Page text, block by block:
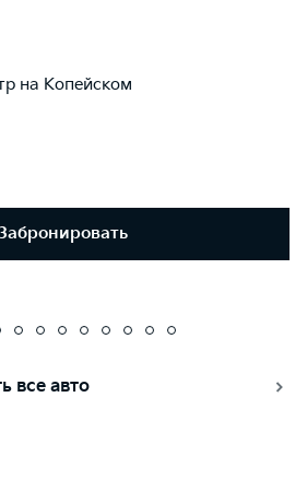
на Копейском
все авто